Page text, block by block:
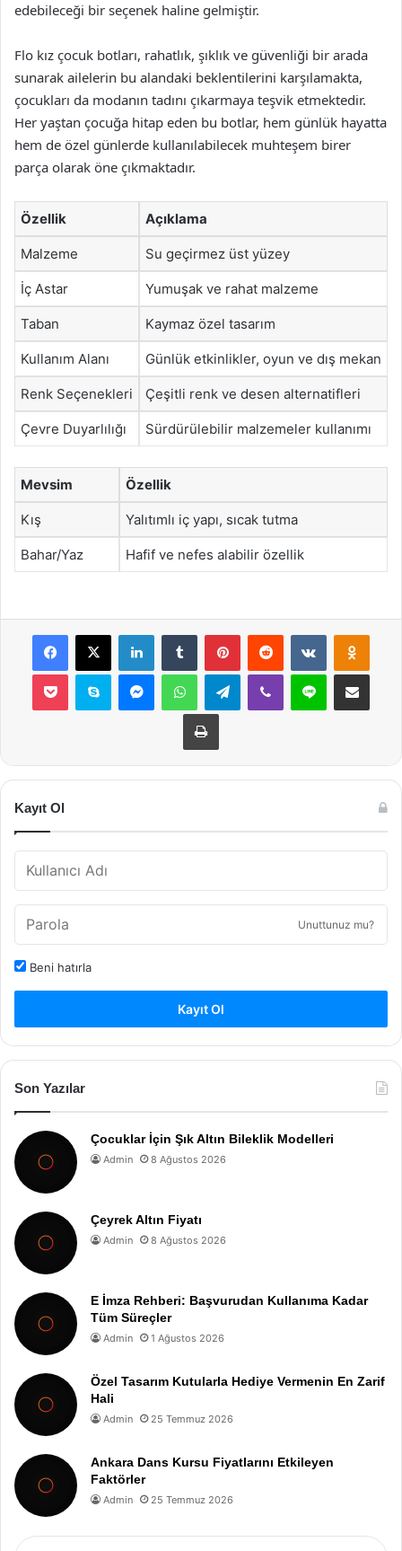
edebileceği bir seçenek haline gelmiştir.
Flo kız çocuk botları, rahatlık, şıklık ve güvenliği bir arada
sunarak ailelerin bu alandaki beklentilerini karşılamakta,
çocukları da modanın tadını çıkarmaya teşvik etmektedir.
Her yaştan çocuğa hitap eden bu botlar, hem günlük hayatta
hem de özel günlerde kullanılabilecek muhteşem birer
parça olarak öne çıkmaktadır.
Özellik Açıklama
Malzeme Su geçirmez üst yüzey
İç Astar Yumuşak ve rahat malzeme
Taban Kaymaz özel tasarım
Kullanım Alanı Günlük etkinlikler, oyun ve dış mekan
Renk Seçenekleri Çeşitli renk ve desen alternatifleri
Çevre Duyarlılığı Sürdürülebilir malzemeler kullanımı
Mevsim Özellik
Kış Yalıtımlı iç yapı, sıcak tutma
Bahar/Yaz Hafif ve nefes alabilir özellik
Facebook
X LinkedInTumblr PinterestReddit VKontakte
Pocket Skype MessengerWhatsAppTelegramViber Line E-Posta ile
Yazdır
Kayıt Ol
Unuttunuz mu?
Beni hatırla
Kayıt Ol
Son Yazılar
Çocuklar İçin Şık Altın Bileklik Modelleri
Admin 8 Ağustos 2026
Çeyrek Altın Fiyatı
Admin 8 Ağustos 2026
E İmza Rehberi: Başvurudan Kullanıma Kadar
Tüm Süreçler
Admin 1 Ağustos 2026
Özel Tasarım Kutularla Hediye Vermenin En Zarif
Hali
Admin 25 Temmuz 2026
Ankara Dans Kursu Fiyatlarını Etkileyen
Faktörler
Admin 25 Temmuz 2026